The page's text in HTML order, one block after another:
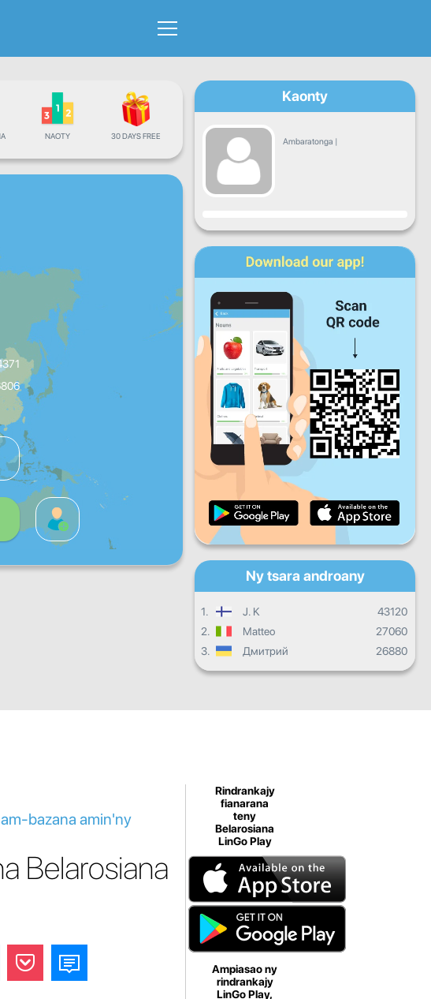
NAOTY 30 DAYS FREE
Kaonty
Ambaratonga |
Fandrosoana
Alatsinainy Alarobia Alakamisy
Sabotsy Alahady
Fandrosoana isan'andro
Fandrosoana isambolana
Fandrosoana ankapobeny
Ny tsara androany
1. J. K
43120
2.
Matteo
27060
3.
Дмитрий 26880
bazana amin'ny
Belarosiana
Rindrankajy
fianarana
teny
Belarosiana
LinGo Play
Ampiasao ny
rindrankajy
LinGo Play,